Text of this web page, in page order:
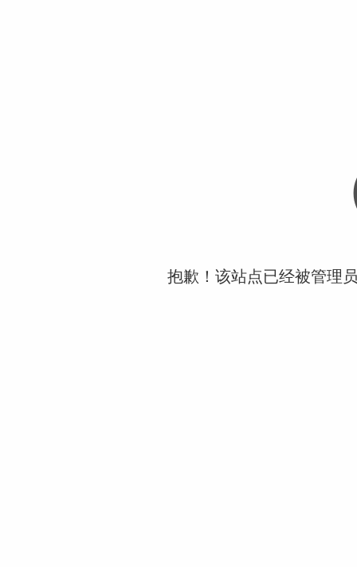
抱歉！该站点已经被管理